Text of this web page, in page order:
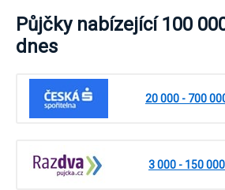
Půjčky nabízející 100
dnes
20 000 - 700
3 000 - 150